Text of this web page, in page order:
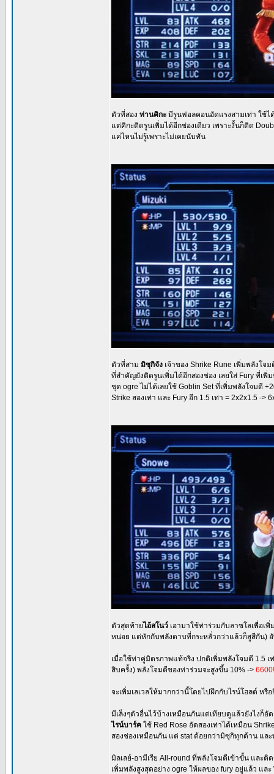
ตัวที่สอง ท่านคิกะ มีรูนฟอลคอนอัดแรงสามเท่า ใช้ไ
แต่คิกะติดรูนเพิ่มได้อีกช่องเดียว เพราะงั้นก็ติด
แค่ไหนไม่รู้เพราะไม่เคยนับทัน
ตัวที่สาม มิซุกิจัง เจ้าของ Shrike Rune เพิ่มพลังโ
ที่สำคัญยังติดรูนเพิ่มได้อีกสองช่อง เลยใส่ Fury ที่เ
ชุด ogre ไม่ได้เลยใช้ Goblin Set ที่เพิ่มพลังโจมตี
Strike สองเท่า และ Fury อีก 1.5 เท่า = 2x2x1.5 ->
ตัวสุดท้ายไอ้สโนว์ เอามาใช้ท่าร่วมกับลาซโลเพื่อเ
หน่อย แต่หักกับพลังดาบที่กระหลั่วกว่าแล้วก็สูสีกัน)
เมื่อใช้ท่าคู่มิตรภาพแท้จริง ปกติเพิ่มพลังโจมตี 1.5
สิบครั้ง) พลังโจมตีของท่าร่วมจะสูงขึ้น 10% ->
จะเพิ่มเลเวลให้มากกว่านี้โดยไปฝึกกับไรน์โฮลด์ ห
มีเล็งๆตัวอื่นไว้บ้างเหมือนกันแต่เทียบดูแล้วยังไงก็อั
ไรน์บาร์ค ใช้ Red Rose อัดสองเท่าได้เหมือน
สองช่องเหมือนกัน แต่ stat ด้อยกว่ามิซุกิทุกด้าน แล
มิลเลย์-อามีเรีย All-round ที่พลังโจมตีเข้าขั้น และ
เพิ่มพลังสูงสุดอย่าง ogre ให้ผลของ fury อยู่แล้ว แ